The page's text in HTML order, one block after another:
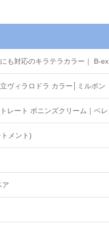
も対応のキラテラカラー｜ B-ex
ヴィラロドラ カラー│ミルボン
レート ボニンズクリーム｜ベレ
メント)
ア